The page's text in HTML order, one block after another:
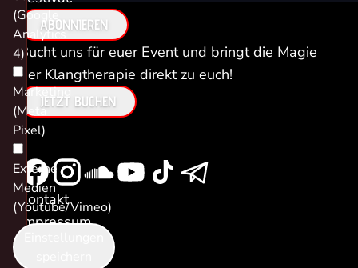
ABONNIEREN
Bucht uns für euer Event und bringt die Magie
der Klangtherapie direkt zu euch!
JETZT BUCHEN
Kontakt
Impressum
(Google
Analytics
4)
Marketing
(Meta
Pixel)
Externe
Medien
(Youtube/Vimeo)